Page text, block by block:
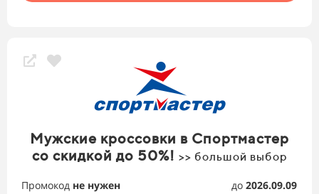
Мужские кроссовки в Спортмастер
со скидкой до 50%! >> большой выбор
Промокод не нужен до 2026.09.09